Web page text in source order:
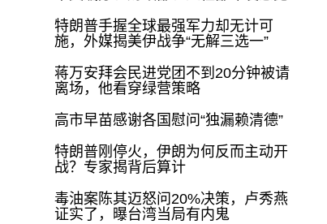
特朗普手握全球最强军力却无计可
施，外媒揭美伊战争“无解三选一”
蒋万安拜会民进党团不到20分钟被请
离场，他看穿绿营策略
高市早苗感谢各国慰问“独漏赖清德”
特朗普刚停火，伊朗为何反而主动开
战？专家揭背后算计
毒油案陈其迈怒问20%决策，卢秀燕
证实了，曝台湾当局有内鬼